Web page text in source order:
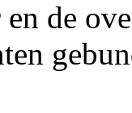
de